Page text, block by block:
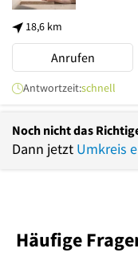
18,6 km
Anrufen
Antwortzeit:schnell
Noch nicht das
Dann jetzt Umkreis
Häufige